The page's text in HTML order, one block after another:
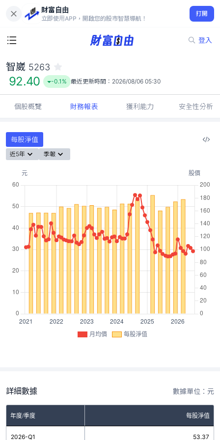
財富自由
立即使用APP，開啟您的股市智慧導航！
打開
登入
92.40
-0.1%
智崴 5263
92.40 -0.1% 最近更新時間： 2026/08/06 05:30
個股概覽 財務報表 獲利能力 安全性分析
每股淨值
近5年 季報
月均價 每股淨值
詳細數據 數據單位：元
年度/季度 每股淨值
2026-Q1 53.37